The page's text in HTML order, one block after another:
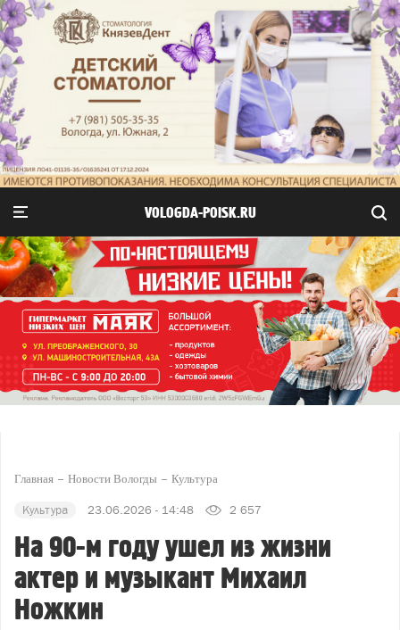
VOLOGDA-POISK.RU
Главная Новости Вологды Культура
Культура 23.06.2026 - 14:48 2 657
На 90-м году ушел из жизни
актер и музыкант Михаил
Ножкин